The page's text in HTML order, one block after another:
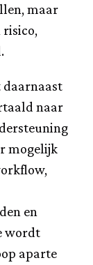
maar
risico,
daarnaast
naar
mogelijk
en
wordt
aparte